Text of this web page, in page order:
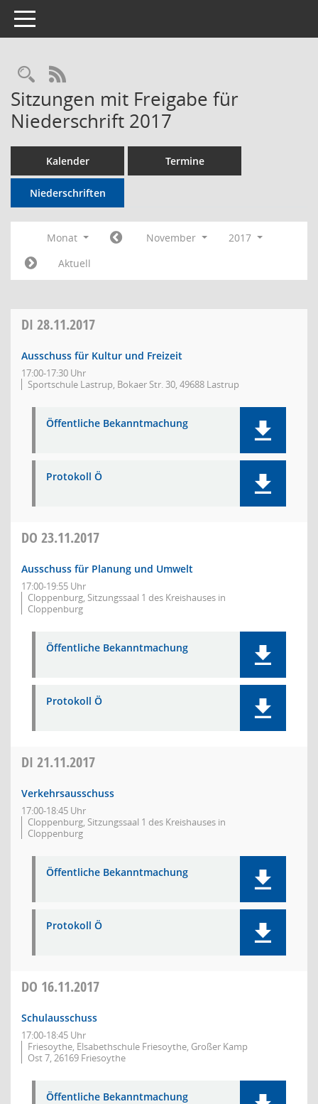
Toggle navigation
Rechercheauswahl
RSS-Feed
Sitzungen mit Freigabe für
Niederschrift 2017
Kalender Termine
Niederschriften
Monat November
2017
Aktuell
DI 28.11.2017
Ausschuss für Kultur und Freizeit
17:00-17:30 Uhr
Sportschule Lastrup, Bokaer Str. 30, 49688 Lastrup
Öffentliche Bekanntmachung
Protokoll Ö
DO 23.11.2017
Ausschuss für Planung und Umwelt
17:00-19:55 Uhr
Cloppenburg, Sitzungssaal 1 des Kreishauses in
Cloppenburg
Öffentliche Bekanntmachung
Protokoll Ö
DI 21.11.2017
Verkehrsausschuss
17:00-18:45 Uhr
Cloppenburg, Sitzungssaal 1 des Kreishauses in
Cloppenburg
Öffentliche Bekanntmachung
Protokoll Ö
DO 16.11.2017
Schulausschuss
17:00-18:45 Uhr
Friesoythe, Elsabethschule Friesoythe, Großer Kamp
Ost 7, 26169 Friesoythe
Öffentliche Bekanntmachung